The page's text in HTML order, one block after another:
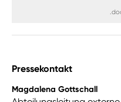
Pressekontakt
Magdalena Gottschall